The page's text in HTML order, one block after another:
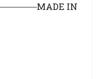
MADE IN